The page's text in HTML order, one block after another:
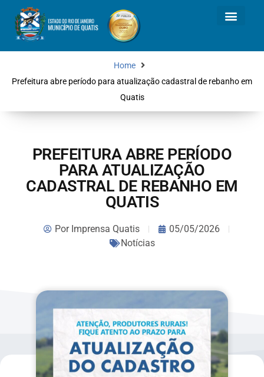
Home
Prefeitura abre período para atualização cadastral de rebanho em
Quatis
PREFEITURA ABRE PERÍODO
PARA ATUALIZAÇÃO
CADASTRAL DE REBANHO EM
QUATIS
PorImprensa Quatis
05/05/2026
Notícias